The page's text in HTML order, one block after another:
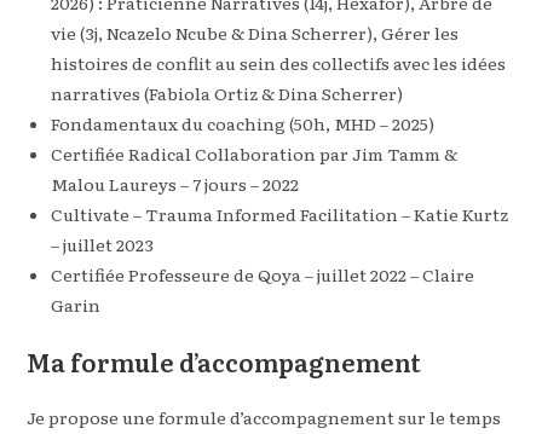
vie (3j, Ncazelo Ncube & Dina Scherrer), Gérer les
histoires de conflit au sein des collectifs avec les idées
narratives (Fabiola Ortiz & Dina Scherrer)
Fondamentaux du coaching (50h, MHD – 2025)
Certifiée Radical Collaboration par Jim Tamm &
Malou Laureys – 7 jours – 2022
Cultivate – Trauma Informed Facilitation – Katie Kurtz
– juillet 2023
Certifiée Professeure de Qoya – juillet 2022 – Claire
Garin
Ma formule d’accompagnement
Je propose une formule d’accompagnement sur le temps